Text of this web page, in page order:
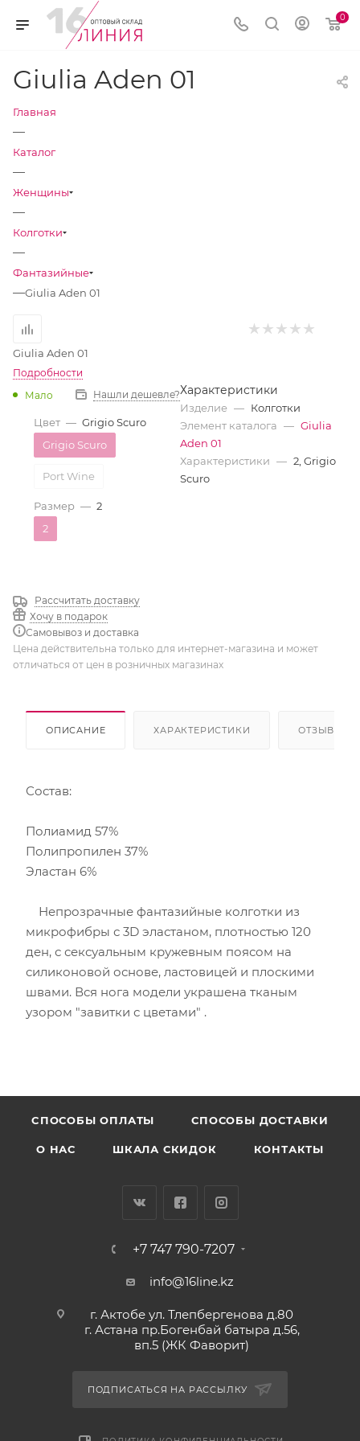
0
Giulia Aden 01
Главная
—
Каталог
—
Женщины
—
Колготки
—
Фантазийные
—Giulia Aden 01
Giulia Aden 01
Подробности
Мало
Нашли дешевле?
Цвет — Grigio Scuro
Grigio Scuro
Port Wine
Размер — 2
2
Рассчитать доставку
Хочу в подарок
Самовывоз и доставка
Характеристики
Изделие — Колготки
Элемент каталога — Giulia
Aden 01
Характеристики — 2, Grigio
Scuro
Цена действительна только для интернет-магазина и может
отличаться от цен в розничных магазинах
ОПИСАНИЕ ХАРАКТЕРИСТИКИ ОТЗЫВЫ
Состав:
Полиамид 57%
Полипропилен 37%
Эластан 6%
Непрозрачные фантазийные колготки из
микрофибры с 3D эластаном, плотностью 120
ден, с сексуальным кружевным поясом на
силиконовой основе, ластовицей и плоскими
швами. Вся нога модели украшена тканым
узором "завитки с цветами" .
CПОСОБЫ ОПЛАТЫ СПОСОБЫ ДОСТАВКИ
О НАС ШКАЛА СКИДОК КОНТАКТЫ
+7 747 790-7207
info@16line.kz
г. Актобе ул. Тлепбергенова д.80
г. Астана пр.Богенбай батыра д.56,
вп.5 (ЖК Фаворит)
ПОДПИСАТЬСЯ НА РАССЫЛКУ